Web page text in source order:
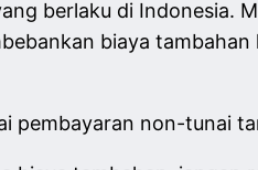
berlaku di Indonesia.
biaya
pembayaran non-tunai